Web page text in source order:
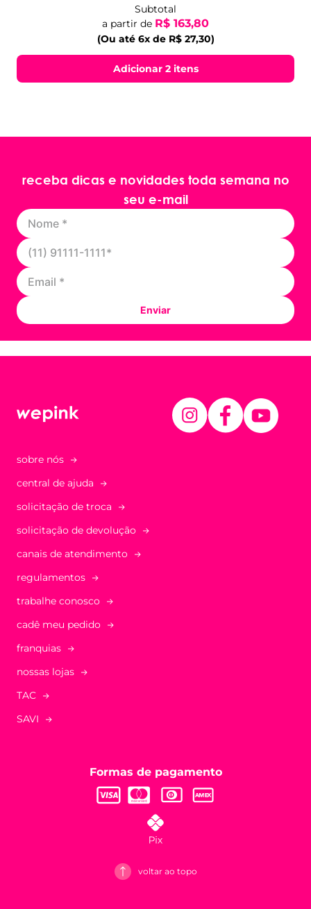
Subtotal
a partir de R$ 163,80
(Ou até 6x de R$ 27,30)
Adicionar 2 itens
receba dicas e novidades toda semana no
seu e-mail
Enviar
sobre nós
central de ajuda
solicitação de troca
solicitação de devolução
canais de atendimento
regulamentos
trabalhe conosco
cadê meu pedido
franquias
nossas lojas
TAC
SAVI
Formas de pagamento
voltar ao topo